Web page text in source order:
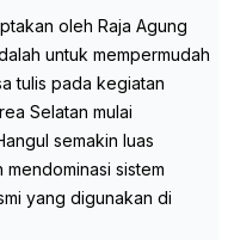
oleh Raja Agung
untuk mempermudah
tulis pada kegiatan
Selatan mulai
semakin luas
sistem
yang digunakan di